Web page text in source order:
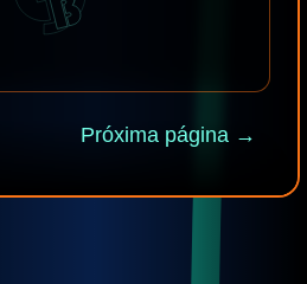
Próxima página →